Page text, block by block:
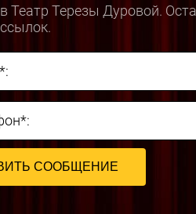
Театр Терезы Дуровой.